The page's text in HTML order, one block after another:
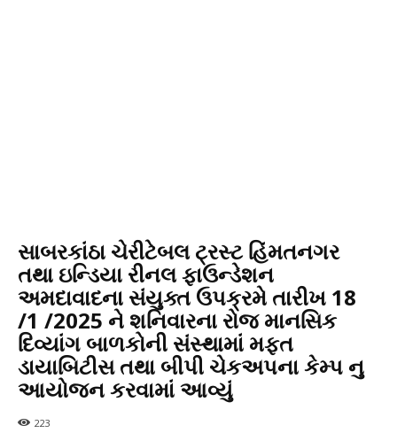
સાબરકાંઠા ચેરીટેબલ ટ્રસ્ટ હિંમતનગર
તથા ઇન્ડિયા રીનલ ફાઉન્ડેશન
અમદાવાદના સંયુક્ત ઉપક્રમે તારીખ 18
/1 /2025 ને શનિવારના રોજ માનસિક
દિવ્યાંગ બાળકોની સંસ્થામાં મફત
ડાયાબિટીસ તથા બીપી ચેકઅપના કેમ્પ નુ
આયોજન કરવામાં આવ્યું
223